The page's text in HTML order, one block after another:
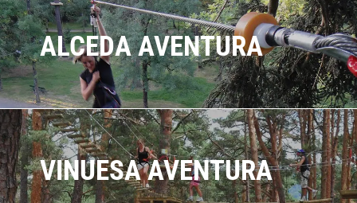
ALCEDA AVENTURA
VINUESA AVENTURA